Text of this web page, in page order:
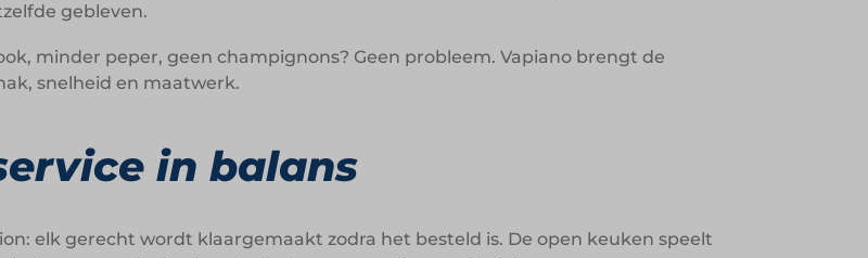
gebleven.
minder peper, geen champignons? Geen probleem. Vapiano brengt de
snelheid en maatwerk.
in balans
elk gerecht wordt klaargemaakt zodra het besteld is. De open keuken speelt